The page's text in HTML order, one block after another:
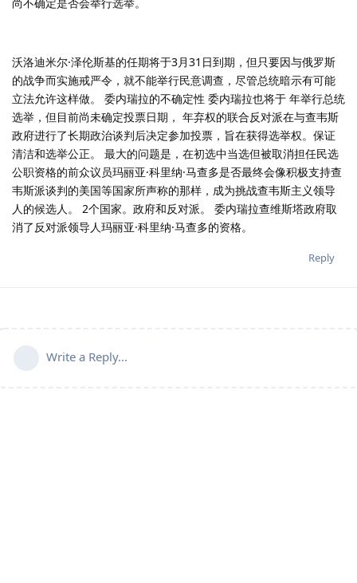
沃洛迪米尔·泽伦斯基的任期将于3月31日到期，但只要因与俄罗斯
的战争而实施戒严令，就不能举行民意调查，尽管总统暗示有可能
立法允许这样做。 委内瑞拉的不确定性 委内瑞拉也将于 年举行总统
选举，但目前尚未确定投票日期， 年弃权的联合反对派在与查韦斯
政府进行了长期政治谈判后决定参加投票，旨在获得选举权。保证
清洁和选举公正。 最大的问题是，在初选中当选但被取消担任民选
公职资格的前众议员玛丽亚·科里纳·马查多是否最终会像积极支持查
韦斯派谈判的美国等国家所声称的那样，成为挑战查韦斯主义领导
人的候选人。 2个国家。政府和反对派。 委内瑞拉查维斯塔政府取
消了反对派领导人玛丽亚·科里纳·马查多的资格。
Reply
Write a Reply...